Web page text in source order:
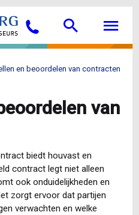
Bellen Search
en beoordelen van contracten
van
biedt houvast en
contract legt niet alleen
ook onduidelijkheden en
zorgt ervoor dat partijen
verwachten en welke